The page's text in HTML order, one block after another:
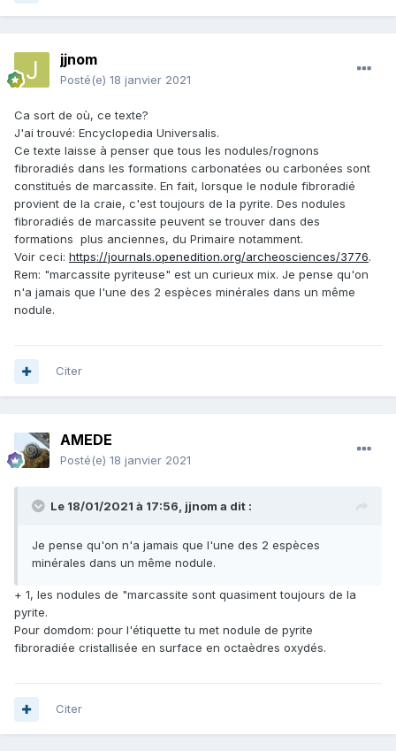
jjnom
Posté(e) 18 janvier 2021
Ca sort de où, ce texte?
J'ai trouvé: Encyclopedia Universalis.
Ce texte laisse à penser que tous les nodules/rognons
fibroradiés dans les formations carbonatées ou carbonées sont
constitués de marcassite. En fait, lorsque le nodule fibroradié
provient de la craie, c'est toujours de la pyrite. Des nodules
fibroradiés de marcassite peuvent se trouver dans des
formations plus anciennes, du Primaire notamment.
Voir ceci: https://journals.openedition.org/archeosciences/3776.
Rem: "marcassite pyriteuse" est un curieux mix. Je pense qu'on
n'a jamais que l'une des 2 espèces minérales dans un même
nodule.
Citer
AMEDE
Posté(e) 18 janvier 2021
Le 18/01/2021 à 17:56, jjnom a dit :
Je pense qu'on n'a jamais que l'une des 2 espèces
minérales dans un même nodule.
+ 1, les nodules de "marcassite sont quasiment toujours de la
pyrite.
Pour domdom: pour l'étiquette tu met nodule de pyrite
fibroradiée cristallisée en surface en octaèdres oxydés.
Citer